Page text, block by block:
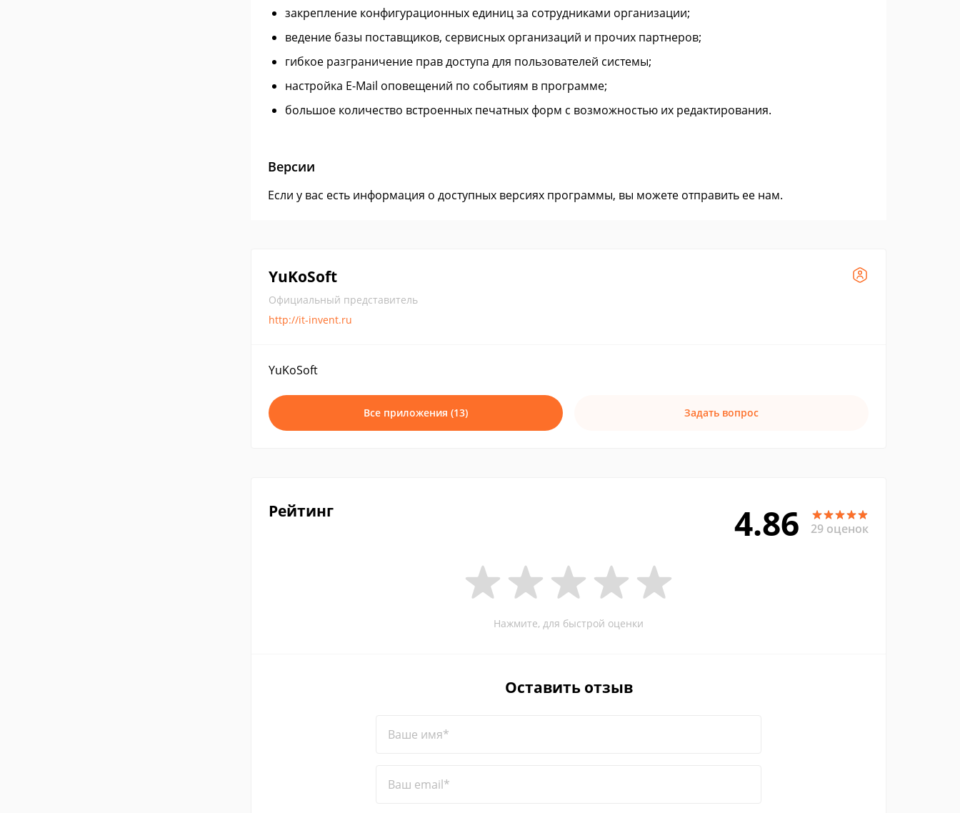
закрепление конфигурационных единиц за сотрудниками организации;
ведение базы поставщиков, сервисных организаций и прочих партнеров;
гибкое разграничение прав доступа для пользователей системы;
настройка E-Mail оповещений по событиям в программе;
большое количество встроенных печатных форм с возможностью их редактирования.
Версии
Если у вас есть информация о доступных версиях программы, вы можете отправить ее нам.
YuKoSoft
Официальный представитель
http://it-invent.ru
YuKoSoft
Все приложения (13) Задать вопрос
Рейтинг 4.86 29 оценок
Нажмите, для быстрой оценки
Оставить отзыв
Ваше имя*
Ваш email*